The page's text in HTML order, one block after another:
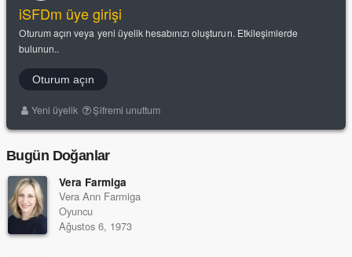
iSFDm üye girişi
Oturum açın veya yeni üyelik hesabınızı oluşturun. Etkileşimlerde
bulunun..
Oturum açın
Yeni üyelik Şifremi unuttum
Bugün Doğanlar
Vera Farmiga
Vera Ann Farmiga
Oyuncu
Ağustos 6, 1973